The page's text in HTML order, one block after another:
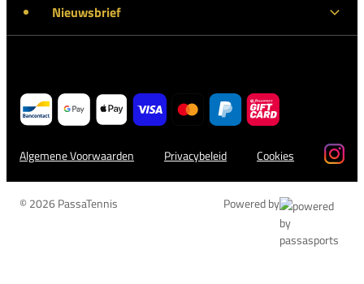
Nieuwsbrief
Algemene Voorwaarden Privacybeleid Cookies
© 2026 PassaTennis Powered by